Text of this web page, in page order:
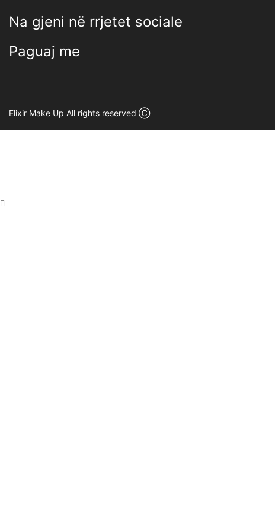
Na gjeni në rrjetet sociale
Paguaj me
Elixir Make Up All rights reserved Ⓒ